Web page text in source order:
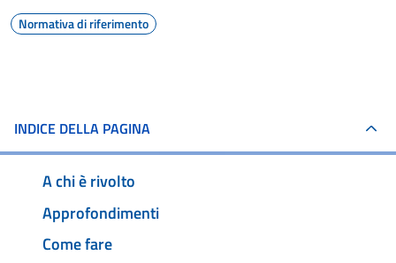
Normativa di riferimento
INDICE DELLA PAGINA
A chi è rivolto
Approfondimenti
Come fare